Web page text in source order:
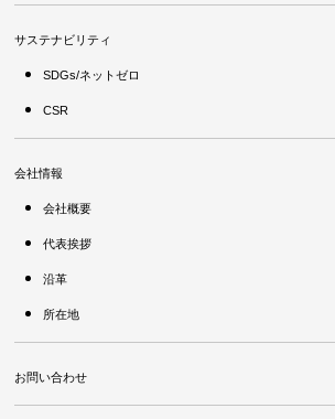
サステナビリティ
SDGs/ネットゼロ
CSR
会社情報
会社概要
代表挨拶
沿革
所在地
お問い合わせ